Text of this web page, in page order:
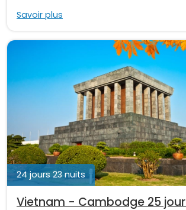
Savoir plus
24 jours 23 nuits
Vietnam - Cambodge 25